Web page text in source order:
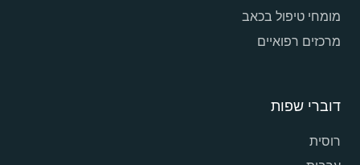
מומחי טיפול בכאב
מרכזים רפואיים
דוברי שפות
רוסית